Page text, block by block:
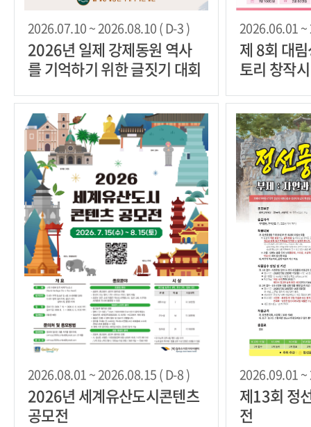
2026.07.10 ~ 2026.08.10 ( D-3 )
2026년 일제 강제동원 역사
를 기억하기 위한 글짓기 대회
2026.06.01 ~
제 8회 대
토리 창작
2026.08.01 ~ 2026.08.15 ( D-8 )
2026년 세계유산도시콘텐츠
공모전
2026.09.01 ~
제13회 정
전